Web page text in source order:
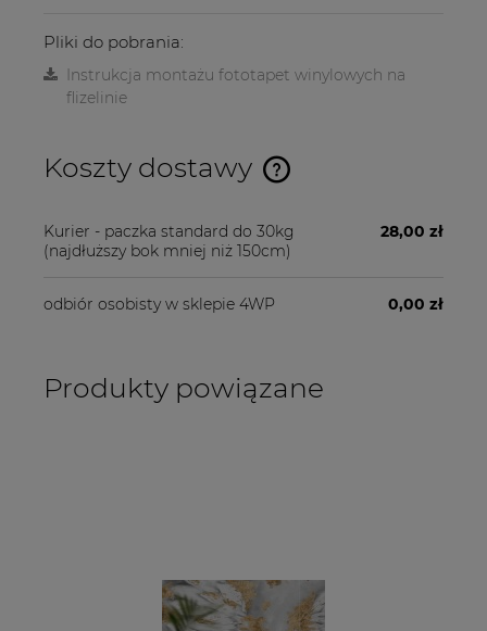
Pliki do pobrania:
Instrukcja montażu fototapet winylowych na
flizelinie
Koszty dostawy
Cena nie zawiera ewentualnych kosztów płatności
Kurier - paczka standard do 30kg
(najdłuższy bok mniej niż 150cm)
28,00 zł
odbiór osobisty w sklepie 4WP 0,00 zł
Produkty powiązane